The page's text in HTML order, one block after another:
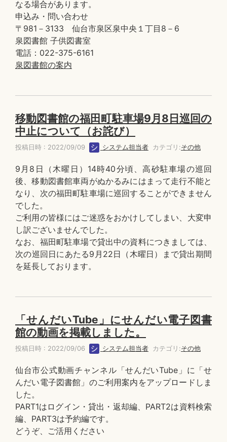
なる場合があります。
申込み・問い合わせ
〒981－3133 仙台市泉区泉中央１丁目8－6
泉図書館 子供図書室
電話：022-375-6161
泉図書館の案内
移動図書館の福田町駐車場9月8日巡回の
中止について（お詫び）
投稿日時 : 2022/09/09 システム担当者 カテゴリ:その他
9月8日（木曜日）14時40分頃、高砂駐車場の巡回
後、移動図書館車両がぬかるみにはまって走行不能と
なり、次の福田町駐車場に巡回することができません
でした。
ご利用の皆様にはご迷惑をおかけしてしまい、大変申
し訳ございませんでした。
なお、福田町駐車場で貸出中の資料につきましては、
次の巡回日にあたる9月22日（木曜日）まで貸出期間
を延長しております。
「せんだいTube」にせんだい電子図書
館の動画を掲載しました。
投稿日時 : 2022/09/06 システム担当者 カテゴリ:その他
仙台市公式動画チャンネル「せんだいTube」に「せ
んだい電子図書館」のご利用案内をアップロードしま
した。
PART1はログイン・貸出・返却編、PART2は資料検索
編、PART3は予約編です。
どうぞ、ご活用ください